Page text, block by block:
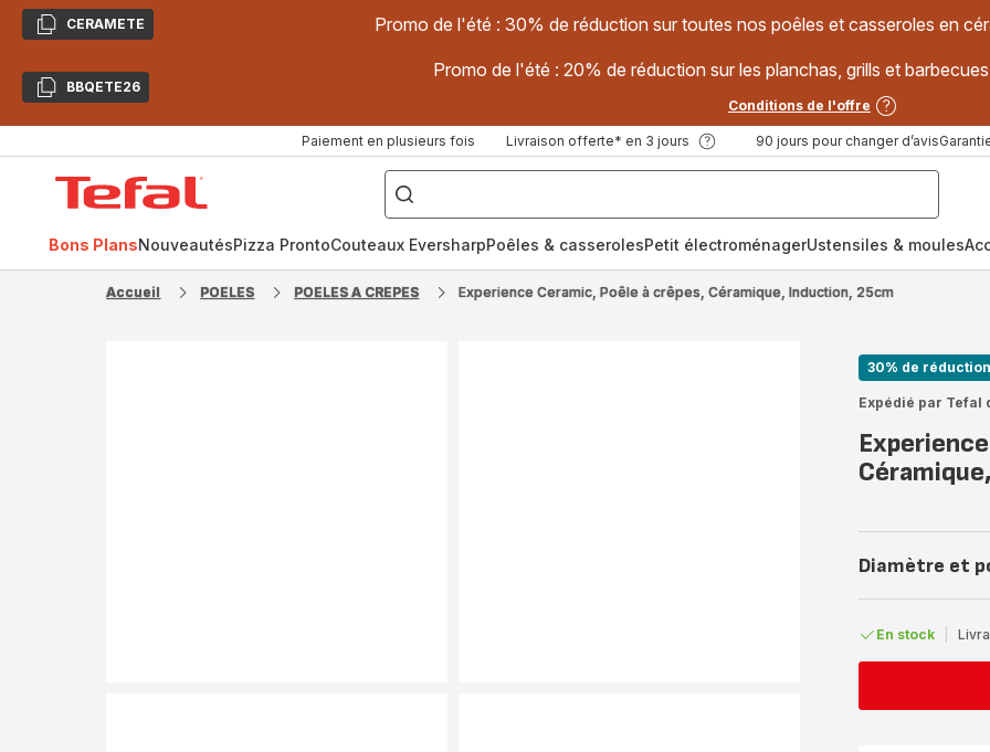
CopierCERAMETE Promo de l'été : 30% de réduction sur toutes nos poêles et casseroles en
CopierBBQETE26
Promo de l'été : 20% de réduction sur les planchas, grills et
Conditions de l'offre
Paiement en plusieurs fois Livraison offerte* en 3 jours 90 jours pour changer d’avis
["Poêles
inox,
Cake
Factory,
Bons PlansNouveautésPizza ProntoCouteaux EversharpPoêles & casserolesPetit électroménagerUstensiles & moules
Accueil POELES POELES A CREPES Experience Ceramic, Poêle à crêpes, Céramique, Induction, 25cm
30% de
Expédié par Tefal
Diamètre et
En stock